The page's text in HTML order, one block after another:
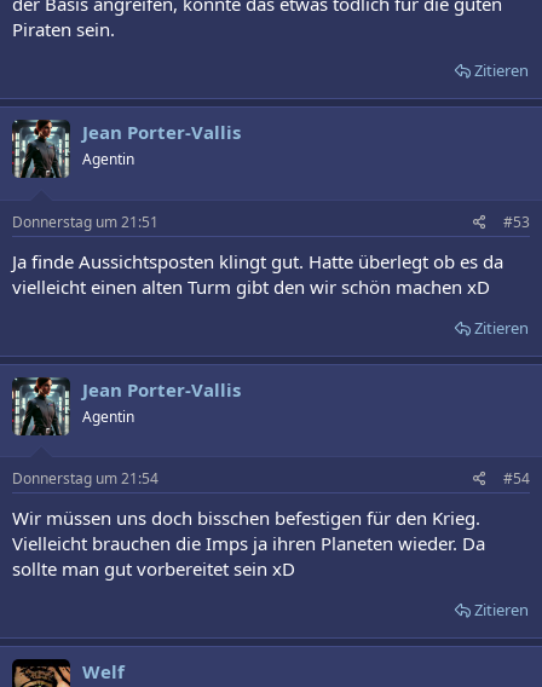
Piraten sein.
Zitieren
Jean Porter-Vallis
Agentin
Donnerstag um 21:51 #53
Ja finde Aussichtsposten klingt gut. Hatte überlegt ob es da
vielleicht einen alten Turm gibt den wir schön machen xD
Zitieren
Jean Porter-Vallis
Agentin
Donnerstag um 21:54 #54
Wir müssen uns doch bisschen befestigen für den Krieg.
Vielleicht brauchen die Imps ja ihren Planeten wieder. Da
sollte man gut vorbereitet sein xD
Zitieren
Welf